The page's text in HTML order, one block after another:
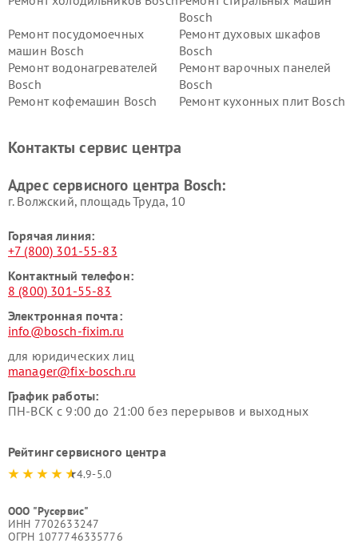
Bosch
Ремонт посудомоечных
машин Bosch
Ремонт духовых шкафов
Bosch
Ремонт водонагревателей
Bosch
Ремонт варочных панелей
Bosch
Ремонт кофемашин Bosch
Ремонт кухонных плит Bosch
Ремонт сушильных автоматовРемонт морозильных камер
Контакты сервис центра
Адрес сервисного центра Bosch:
г. Волжский, площадь Труда, 10
Горячая линия:
+7 (800) 301-55-83
Контактный телефон:
8 (800) 301-55-83
Электронная почта:
info@bosch-fixim.ru
для юридических лиц
manager@fix-bosch.ru
График работы:
ПН-ВСК с 9:00 до 21:00 без перерывов и выходных
Рейтинг сервисного центра
4.9-5.0
ООО "Русервис"
ИНН 7702633247
ОГРН 1077746335776